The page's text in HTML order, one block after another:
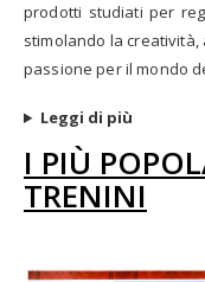
prodotti studiati per
stimolando la
passione per il mondo
Leggi di più
I PIÙ
TRENINI